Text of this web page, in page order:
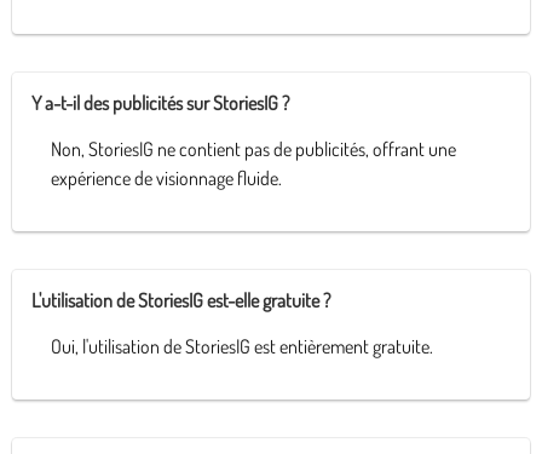
Y a-t-il des publicités sur StoriesIG ?
Non, StoriesIG ne contient pas de publicités, offrant une
expérience de visionnage fluide.
L'utilisation de StoriesIG est-elle gratuite ?
Oui, l'utilisation de StoriesIG est entièrement gratuite.